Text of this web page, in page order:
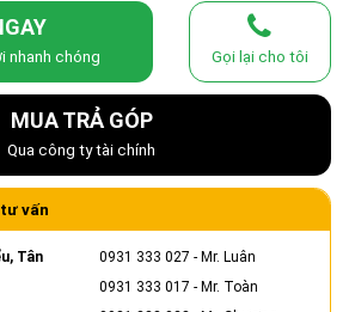
nhanh chóng Gọi lại cho tôi
MUA TRẢ GÓP
Qua công ty tài chính
vấn
Tân
0931 333 027 - Mr. Luân
0931 333 017 - Mr. Toàn